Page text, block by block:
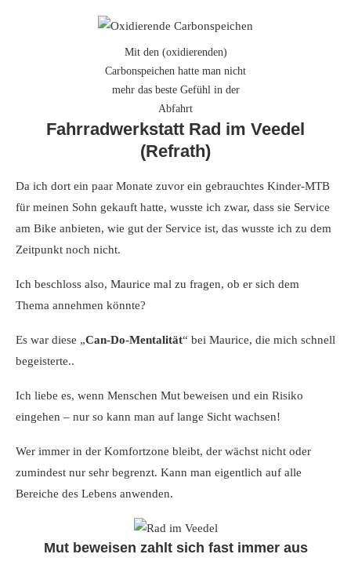
Mit den (oxidierenden)
Carbonspeichen hatte man nicht
mehr das beste Gefühl in der
Abfahrt
Fahrradwerkstatt Rad im Veedel
(Refrath)
Da ich dort ein paar Monate zuvor ein gebrauchtes Kinder-MTB
für meinen Sohn gekauft hatte, wusste ich zwar, dass sie Service
am Bike anbieten, wie gut der Service ist, das wusste ich zu dem
Zeitpunkt noch nicht.
Ich beschloss also, Maurice mal zu fragen, ob er sich dem
Thema annehmen könnte?
Es war diese „Can-Do-Mentalität“ bei Maurice, die mich schnell
begeisterte..
Ich liebe es, wenn Menschen Mut beweisen und ein Risiko
eingehen – nur so kann man auf lange Sicht wachsen!
Wer immer in der Komfortzone bleibt, der wächst nicht oder
zumindest nur sehr begrenzt. Kann man eigentlich auf alle
Bereiche des Lebens anwenden.
Mut beweisen zahlt sich fast immer aus